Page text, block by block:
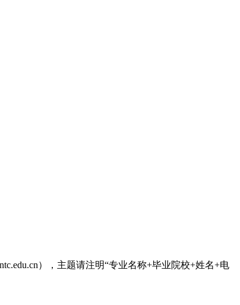
），主题请注明“专业名称+毕业院校+姓名+电